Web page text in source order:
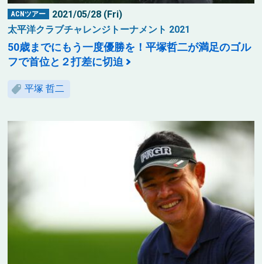
ACNツアー
2021/05/28 (Fri)
太平洋クラブチャレンジトーナメント 2021
50歳までにもう一度優勝を！平塚哲二が満足のゴル
フで首位と２打差に切迫
平塚 哲二